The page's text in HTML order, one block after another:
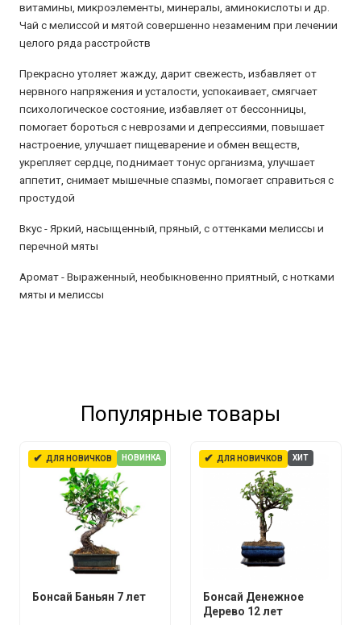
витамины, микроэлементы, минералы, аминокислоты и др.
Чай с мелиссой и мятой совершенно незаменим при лечении
целого ряда расстройств
Прекрасно утоляет жажду, дарит свежесть, избавляет от
нервного напряжения и усталости, успокаивает, смягчает
психологическое состояние, избавляет от бессонницы,
помогает бороться с неврозами и депрессиями, повышает
настроение, улучшает пищеварение и обмен веществ,
укрепляет сердце, поднимает тонус организма, улучшает
аппетит, снимает мышечные спазмы, помогает справиться с
простудой
Вкус -Яркий, насыщенный, пряный, с оттенками мелиссы и
перечной мяты
Аромат -Выраженный, необыкновенно приятный, с нотками
мяты и мелиссы
Популярные товары
✔ ДЛЯ НОВИЧКОВ НОВИНКА
Бонсай Баньян 7 лет
✔ ДЛЯ НОВИЧКОВ ХИТ
Бонсай Денежное
Дерево 12 лет